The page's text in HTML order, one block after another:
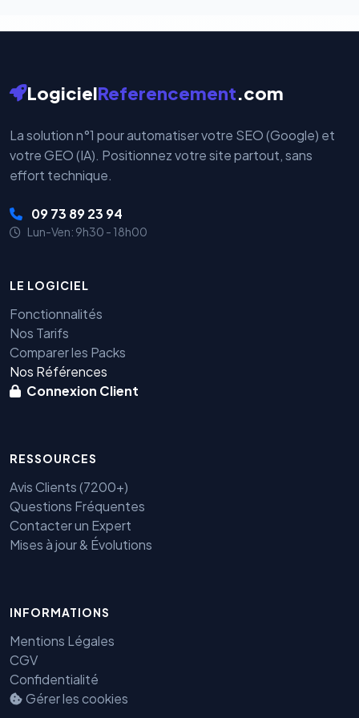
LogicielReferencement.com
La solution n°1 pour automatiser votre SEO (Google) et
votre GEO (IA). Positionnez votre site partout, sans
effort technique.
09 73 89 23 94
Lun-Ven: 9h30 - 18h00
LE LOGICIEL
Fonctionnalités
Nos Tarifs
Comparer les Packs
Nos Références
Connexion Client
RESSOURCES
Avis Clients (7200+)
Questions Fréquentes
Contacter un Expert
Mises à jour & Évolutions
INFORMATIONS
Mentions Légales
CGV
Confidentialité
Gérer les cookies